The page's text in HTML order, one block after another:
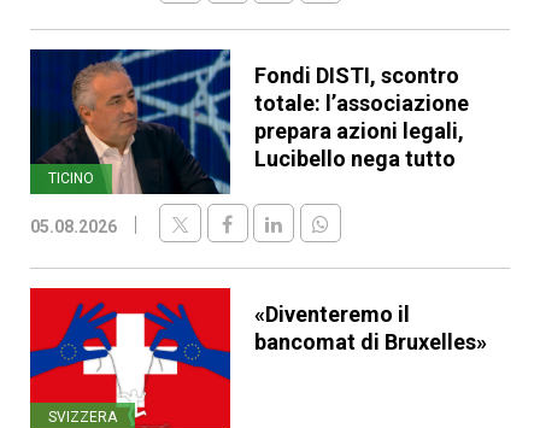
TICINO
Fondi DISTI, scontro
totale: l’associazione
prepara azioni legali,
Lucibello nega tutto
05.08.2026
SVIZZERA
«Diventeremo il
bancomat di Bruxelles»